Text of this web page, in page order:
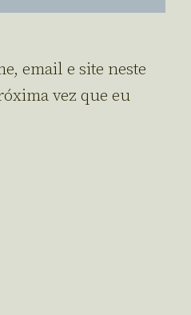
email e site neste
vez que eu